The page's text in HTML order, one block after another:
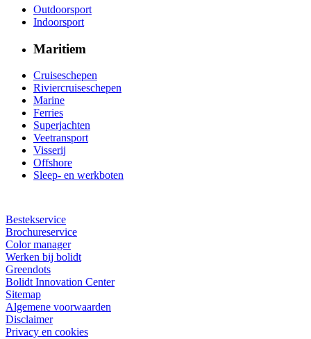
Outdoorsport
Indoorsport
Maritiem
Cruiseschepen
Riviercruiseschepen
Marine
Ferries
Superjachten
Veetransport
Visserij
Offshore
Sleep- en werkboten
Bestekservice
Brochureservice
Color manager
Werken bij bolidt
Greendots
Bolidt Innovation Center
Sitemap
Algemene voorwaarden
Disclaimer
Privacy en cookies